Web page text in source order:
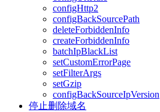
configHttp2
configBackSourcePath
deleteForbiddenInfo
createForbiddenInfo
batchIpBlackList
setCustomErrorPage
setFilterArgs
setGzip
configBackSourceIpVersion
停止删除域名